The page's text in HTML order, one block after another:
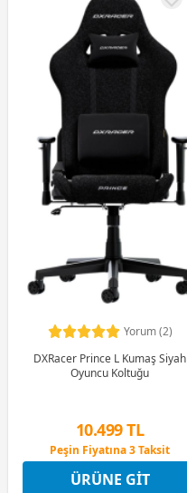
Yorum (2)
DXRacer Prince L Kumaş Siyah
Oyuncu Koltuğu
10.499 TL
Peşin Fiyatına 3 Taksit
12 Ay x 1.235 TL taksitle
Peşin Fiyatına 3 Taksit
ÜRÜNE GIT